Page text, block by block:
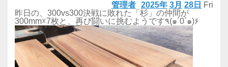
2025年 3月 28日 Fri
管理者
昨日の、300vs300決戦に敗れた「杉」の仲間が
300mm☓7枚と、再び闘いに挑むようです٩(๑´0`๑)۶